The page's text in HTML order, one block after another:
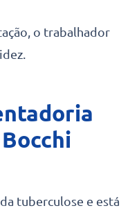
o trabalhador
tuberculose e está